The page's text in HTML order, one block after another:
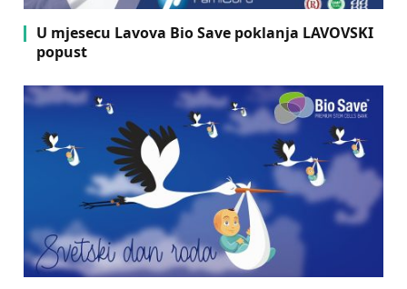
U mjesecu Lavova Bio Save poklanja LAVOVSKI
popust